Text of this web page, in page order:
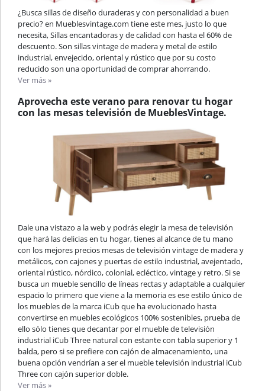
¿Busca sillas de diseño duraderas y con personalidad a buen
precio? en Mueblesvintage.com tiene este mes, justo lo que
necesita, Sillas encantadoras y de calidad con hasta el 60% de
descuento. Son sillas vintage de madera y metal de estilo
industrial, envejecido, oriental y rústico que por su costo
reducido son una oportunidad de comprar ahorrando.
Ver más »
Aprovecha este verano para renovar tu hogar
con las mesas televisión de MueblesVintage.
Dale una vistazo a la web y podrás elegir la mesa de televisión
que hará las delicias en tu hogar, tienes al alcance de tu mano
con los mejores precios mesas de televisión vintage de madera y
metálicos, con cajones y puertas de estilo industrial, avejentado,
oriental rústico, nórdico, colonial, ecléctico, vintage y retro. Si se
busca un mueble sencillo de líneas rectas y adaptable a cualquier
espacio lo primero que viene a la memoria es ese estilo único de
los muebles de la marca iCub que ha evolucionado hasta
convertirse en muebles ecológicos 100% sostenibles, prueba de
ello sólo tienes que decantar por el mueble de televisión
industrial iCub Three natural con estante con tabla superior y 1
balda, pero si se prefiere con cajón de almacenamiento, una
buena opción vendrían a ser el mueble televisión industrial iCub
Three con cajón superior doble.
Ver más »